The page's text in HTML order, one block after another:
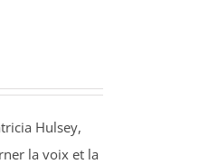
Hulsey,
la voix et la